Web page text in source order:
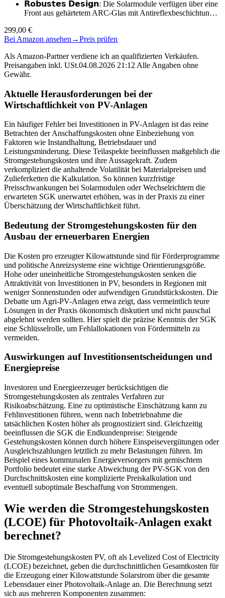
𝗥𝗼𝗯𝘂𝘀𝘁𝗲𝘀 𝗗𝗲𝘀𝗶𝗴𝗻: Die Solarmodule verfügen über eine
Front aus gehärtetem ARC-Glas mit Antireflexbeschichtun…
299,00 €
Bei Amazon ansehen →Preis prüfen
Als Amazon-Partner verdiene ich an qualifizierten Verkäufen.
Preisangaben inkl. USt.04.08.2026 21:12 Alle Angaben ohne
Gewähr.
Aktuelle Herausforderungen bei der
Wirtschaftlichkeit von PV-Anlagen
Ein häufiger Fehler bei Investitionen in PV-Anlagen ist das reine
Betrachten der Anschaffungskosten ohne Einbeziehung von
Faktoren wie Instandhaltung, Betriebsdauer und
Leistungsminderung. Diese Teilaspekte beeinflussen maßgeblich die
Stromgestehungskosten und ihre Aussagekraft. Zudem
verkompliziert die anhaltende Volatilität bei Materialpreisen und
Zulieferketten die Kalkulation. So können kurzfristige
Preisschwankungen bei Solarmodulen oder Wechselrichtern die
erwarteten SGK unerwartet erhöhen, was in der Praxis zu einer
Überschätzung der Wirtschaftlichkeit führt.
Bedeutung der Stromgestehungskosten für den
Ausbau der erneuerbaren Energien
Die Kosten pro erzeugter Kilowattstunde sind für Förderprogramme
und politische Anreizsysteme eine wichtige Orientierungsgröße.
Hohe oder uneinheitliche Stromgestehungskosten senken die
Attraktivität von Investitionen in PV, besonders in Regionen mit
weniger Sonnenstunden oder aufwendigen Grundstückskosten. Die
Debatte um Agri-PV-Anlagen etwa zeigt, dass vermeintlich teure
Lösungen in der Praxis ökonomisch diskutiert und nicht pauschal
abgelehnt werden sollten. Hier spielt die präzise Kenntnis der SGK
eine Schlüsselrolle, um Fehlallokationen von Fördermitteln zu
vermeiden.
Auswirkungen auf Investitionsentscheidungen und
Energiepreise
Investoren und Energieerzeuger berücksichtigen die
Stromgestehungskosten als zentrales Verfahren zur
Risikoabschätzung. Eine zu optimistische Einschätzung kann zu
Fehlinvestitionen führen, wenn nach Inbetriebnahme die
tatsächlichen Kosten höher als prognostiziert sind. Gleichzeitig
beeinflussen die SGK die Endkundenpreise: Steigende
Gestehungskosten können durch höhere Einspeisevergütungen oder
Ausgleichszahlungen letztlich zu mehr Belastungen führen. Im
Beispiel eines kommunalen Energieversorgers mit gemischtem
Portfolio bedeutet eine starke Abweichung der PV-SGK von den
Durchschnittskosten eine komplizierte Preiskalkulation und
eventuell suboptimale Beschaffung von Strommengen.
Wie werden die Stromgestehungskosten
(LCOE) für Photovoltaik-Anlagen exakt
berechnet?
Die Stromgestehungskosten PV, oft als Levelized Cost of Electricity
(LCOE) bezeichnet, geben die durchschnittlichen Gesamtkosten für
die Erzeugung einer Kilowattstunde Solarstrom über die gesamte
Lebensdauer einer Photovoltaik-Anlage an. Die Berechnung setzt
sich aus mehreren Komponenten zusammen: